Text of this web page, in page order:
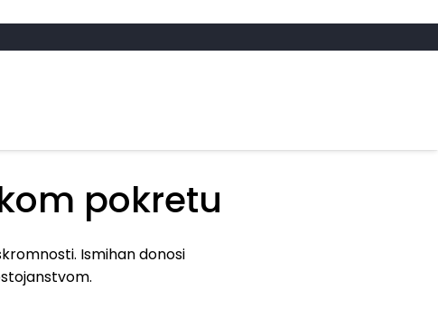
pokretu
Ismihan donosi